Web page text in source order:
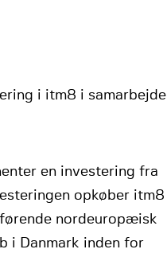
i itm8 i samarbejde
en investering fra
opkøber itm8
nordeuropæisk
i Danmark inden for